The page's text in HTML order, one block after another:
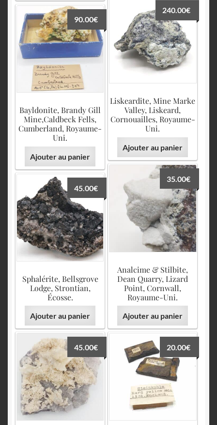
Liskeardite, Mine Marke
Valley, Liskeard,
Cornouailles, Royaume-
Uni.
240.00€
Ajouter au panier
Bayldonite, Brandy Gill
Mine,Caldbeck Fells,
Cumberland, Royaume-
Uni.
90.00€
Ajouter au panier
Analcime & Stilbite,
Dean Quarry, Lizard
Point, Cornwall,
Royaume-Uni.
35.00€
Ajouter au panier
Sphalérite, Bellsgrove
Lodge, Strontian,
Écosse.
45.00€
Ajouter au panier
45.00€ 20.00€